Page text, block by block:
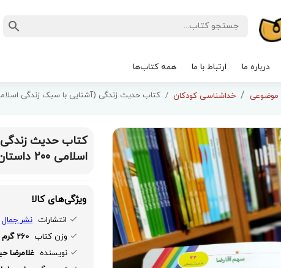
درباره ما ارتباط با ما همه کتاب‌ها
خداشناسی کودکان کتاب حدیث زندگی (آشنایی با سبک زندگی اسلامی 200 داستان حدیث
کتاب حدیث
اسلامی 200 داستان حدیث تصویر)
ویژگی‌های کالا
انتشارات نشر جمال
وزن کتاب 260 گرم
نویسنده غلامرضا